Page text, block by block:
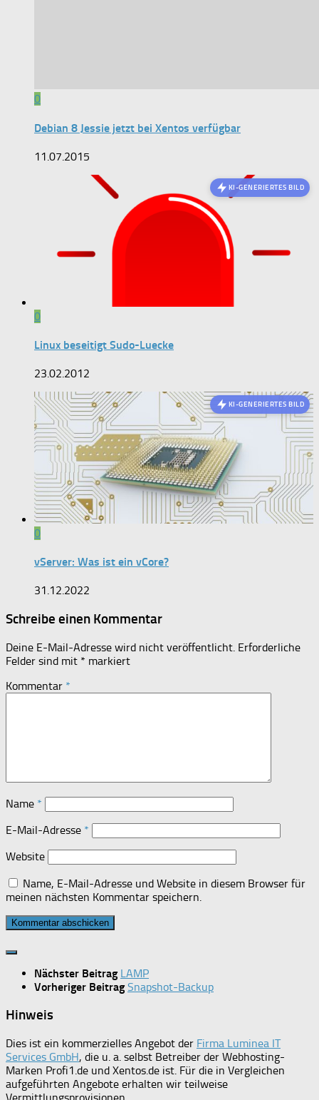
0
Debian 8 Jessie jetzt bei Xentos verfügbar
11.07.2015
KI-GENERIERTES BILD
0
Linux beseitigt Sudo-Luecke
23.02.2012
KI-GENERIERTES BILD
0
vServer: Was ist ein vCore?
31.12.2022
Schreibe einen Kommentar
Deine E-Mail-Adresse wird nicht veröffentlicht. Erforderliche
Felder sind mit * markiert
Kommentar *
Name *
E-Mail-Adresse *
Website
Name, E-Mail-Adresse und Website in diesem Browser für
meinen nächsten Kommentar speichern.
Nächster Beitrag LAMP
Vorheriger Beitrag Snapshot-Backup
Hinweis
Dies ist ein kommerzielles Angebot der Firma Luminea IT
Services GmbH, die u. a. selbst Betreiber der Webhosting-
Marken Profi1.de und Xentos.de ist. Für die in Vergleichen
aufgeführten Angebote erhalten wir teilweise